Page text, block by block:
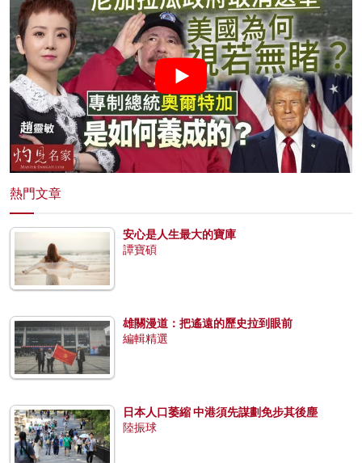
熱門文章
安心是人生最大的寶庫
譚寶碩
雄關漫道：把遙遠的歷史拉到眼前
編輯精選
日本人口萎縮 中港須先謀劃免步其後塵
陸振球